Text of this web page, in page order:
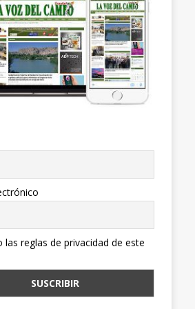
las reglas de privacidad de este